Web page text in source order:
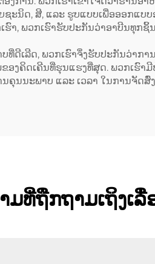
ຊະນິດ, ສີ, ແລະ ຮູບແບບເພື່ອອອກ
, ພວກເຮົາຮັບປະກັນວ່າອາບີນທຸກ
ທີ່ດີເລີດ, ພວກເຮົາຈຶ່ງຮັບປະກັນວ່
ງຄິດເຄີນທີ່ຮຸນແຮງທີ່ສຸດ. ພວກເຮົ
ຄຸນນະພາບ ແລະ ເວລາ ໃນການຈັດ
ມທີ່ຖືກຖາມເຖິງເ